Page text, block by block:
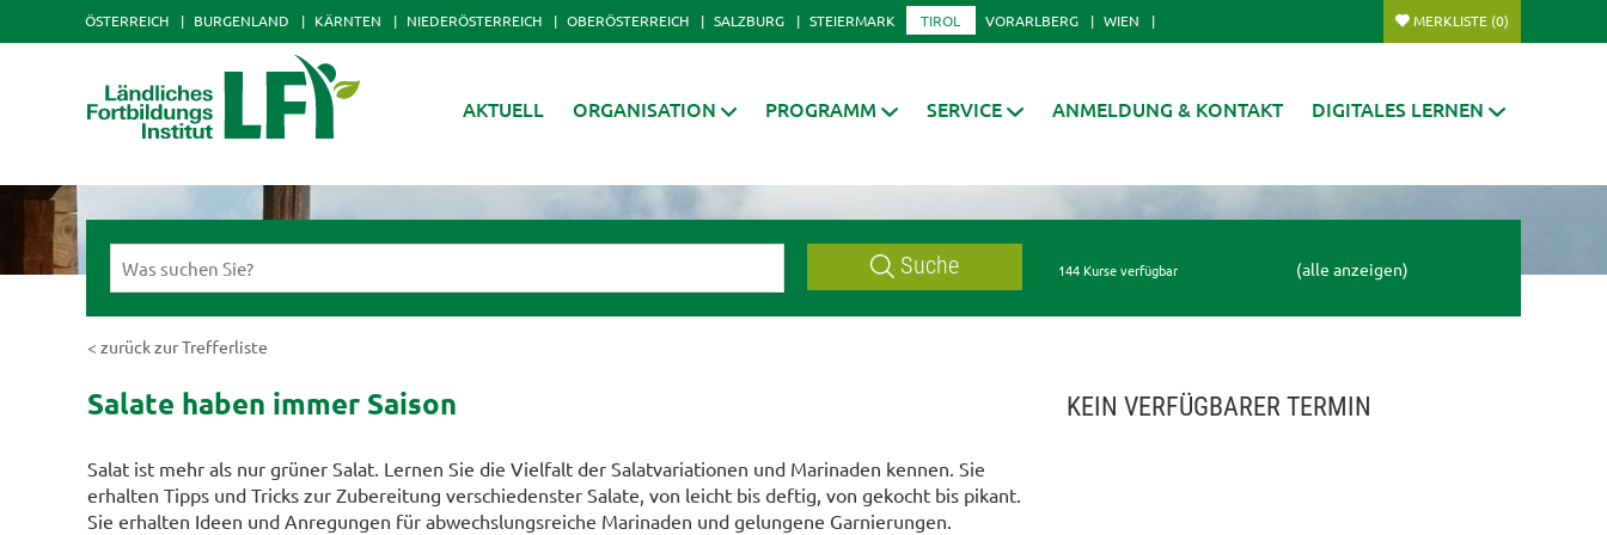
ÖSTERREICH BURGENLAND KÄRNTEN NIEDERÖSTERREICH OBERÖSTERREICH SALZBURG STEIERMARK TIROL VORARLBERG WIEN MERKLISTE (0)
AKTUELL ORGANISATION PROGRAMM SERVICE ANMELDUNG & KONTAKT DIGITALES LERNEN
Suche 144 Kurse verfügbar (alle anzeigen)
< zurück zur Trefferliste
Salate haben immer Saison
Salat ist mehr als nur grüner Salat. Lernen Sie die Vielfalt der Salatvariationen und Marinaden kennen. Sie
erhalten Tipps und Tricks zur Zubereitung verschiedenster Salate, von leicht bis deftig, von gekocht bis pikant.
Sie erhalten Ideen und Anregungen für abwechslungsreiche Marinaden und gelungene Garnierungen.
KEIN VERFÜGBARER TERMIN